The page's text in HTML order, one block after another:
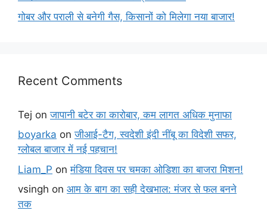
गोबर और पराली से बनेगी गैस, किसानों को मिलेगा नया बाजार!
Recent Comments
Tej onजापानी बटेर का कारोबार, कम लागत अधिक मुनाफा
boyarka onजीआई-टैग, स्वदेशी इंदी नींबू का विदेशी सफर,
ग्लोबल बाजार में नई पहचान!
Liam_P onमंडिया दिवस पर चमका ओडिशा का बाजरा मिशन!
vsingh on आम के बाग का सही देखभाल: मंजर से फल बनने
तक